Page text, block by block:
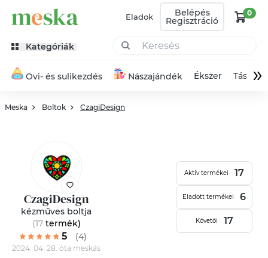
Eladok Belépés
Regisztráció
0
Kategóriák
Ovi- és sulikezdés Nászajándék Ékszer Táska»
Meska Boltok CzagiDesign
CzagiDesign
kézműves boltja
(17termék)
5 (4)
2024. 04. 28. óta meskás
Aktív termékei 17
Eladott termékei 6
Követői 17